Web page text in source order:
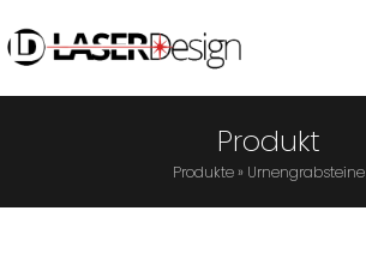
Produkt
Produkte» Urnengrabsteine